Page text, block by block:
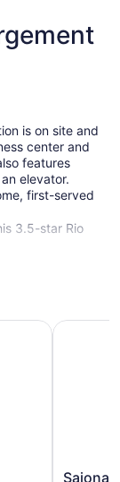
is on site and
center and
features
elevator.
first-served
3.5-star Rio
Saionara
Saionara